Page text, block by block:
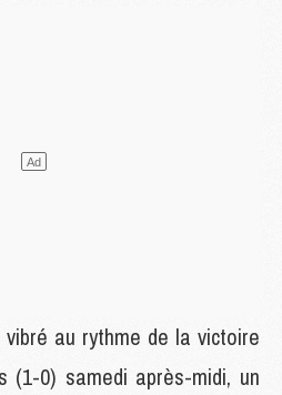
au rythme de la victoire
(1-0) samedi après-midi, un